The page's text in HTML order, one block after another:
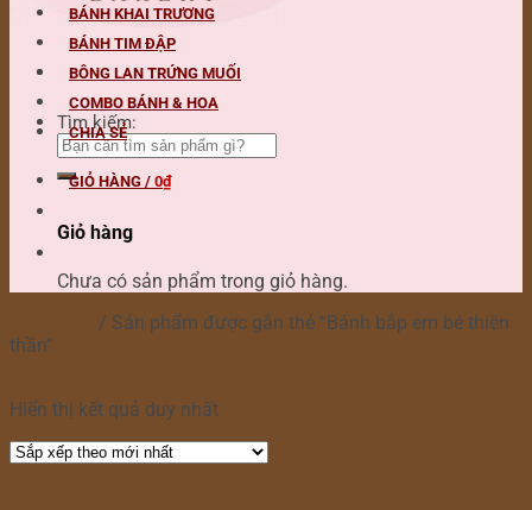
Tìm kiếm:
BÁNH KHAI TRƯƠNG
BÁNH TIM ĐẬP
BÔNG LAN TRỨNG MUỐI
COMBO BÁNH & HOA
CHIA SẺ
GIỎ HÀNG / 0₫
Giỏ hàng
Chưa có sản phẩm trong giỏ hàng.
/ Sản phẩm được gắn thẻ “Bánh bắp em bé thiên
thần”
Hiển thị kết quả duy nhất